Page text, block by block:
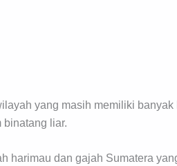
yang masih memiliki
binatang liar.
harimau dan gajah Sumatera